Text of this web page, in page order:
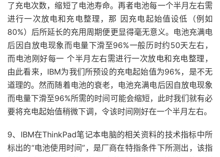
了充电次数，缩短了电池寿命。再者电池每一个半月左右需
进行一次放电和充电整理，那 因充电起始值设低（例如
80%）后所延长的充用周期便更显得毫无意义。电池充满电
后因自放电现象而电量下滑至96%一般历时约50天左右，
而电池刚好每一 个半月左右需进行一次放电和充电整理，
由此看来，IBM为我们所预设的充电起始值为96%，是不无
道理的。然而随着电池的衰老，电池充满电后因自放电现象
而电量下滑至96%所需的时间可能会缩短，此时我们就有必
要将充电起始值稍微下调，令该时间刚好在一个半月左右。
9、IBM在ThinkPad笔记本电脑的相关资料的技术指标中所
标出的“电池使用时间”，是厂商在特指条件下所测出，该指